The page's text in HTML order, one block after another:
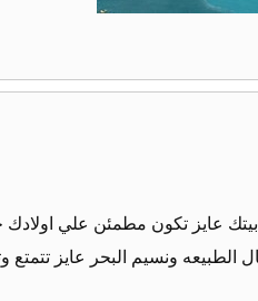
عايز تكون مطمئن علي اولادك
ونسيم البحر عايز تتمتع